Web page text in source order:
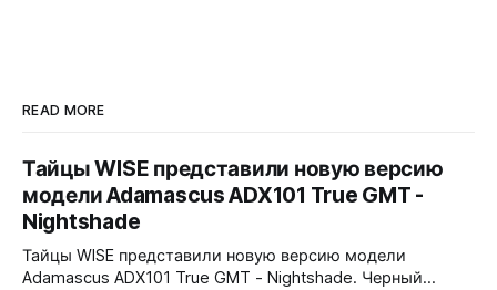
READ MORE
Тайцы WISE представили новую версию
модели Adamascus ADX101 True GMT -
Nightshade
Тайцы WISE представили новую версию модели
Adamascus ADX101 True GMT - Nightshade. Черный